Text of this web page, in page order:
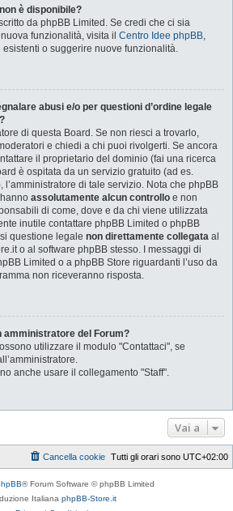
è disponibile?
da phpBB Limited. Se credi che ci sia
funzionalità, visita il Centro Idee phpBB,
o suggerire nuove funzionalità.
abusi e/o per questioni d’ordine legale
di questa Board. Se non riesci a trovarlo,
e chiedi a chi puoi rivolgerti. Se ancora
il proprietario del dominio (fai una ricerca
è ospitata da un servizio gratuito (ad es.
l’amministratore di tale servizio. Nota che phpBB
assolutamente alcun controllo e non
di come, dove e da chi viene utilizzata
inutile contattare phpBB Limited o phpBB
questione legale non direttamente collegata al
o al software phpBB stesso. I messaggi di
Limited o a phpBB Store riguardanti l’uso da
non riceveranno risposta.
amministratore del Forum?
utilizzare il modulo "Contattaci", se
anche usare il collegamento "Staff".
Vai a
Tutti gli orari sono UTC+02:00
Cancella cookie
® Forum Software © phpBB Limited
Italiana phpBB-Store.it